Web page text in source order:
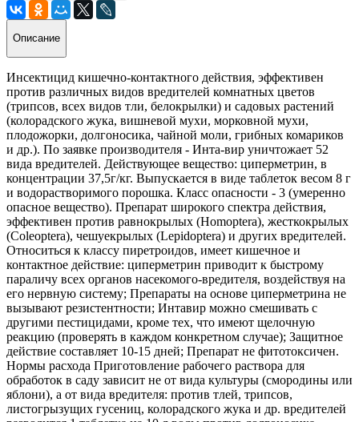
Описание
Инсектицид кишечно-контактного действия, эффективен
против различных видов вредителей комнатных цветов
(трипсов, всех видов тли, белокрылки) и садовых растений
(колорадского жука, вишневой мухи, морковной мухи,
плодожорки, долгоносика, чайной моли, грибных комариков
и др.). По заявке производителя - Инта-вир уничтожает 52
вида вредителей. Действующее вещество: циперметрин, в
концентрации 37,5г/кг. Выпускается в виде таблеток весом 8 г
и водорастворимого порошка. Класс опасности - 3 (умеренно
опасное вещество). Препарат широкого спектра действия,
эффективен против равнокрылых (Homoptera), жесткокрылых
(Coleoptera), чешуекрылых (Lepidoptera) и других вредителей.
Относиться к классу пиретроидов, имеет кишечное и
контактное действие: циперметрин приводит к быстрому
параличу всех органов насекомого-вредителя, воздействуя на
его нервную систему; Препараты на основе циперметрина не
вызывают резистентности; Интавир можно смешивать с
другими пестицидами, кроме тех, что имеют щелочную
реакцию (проверять в каждом конкретном случае); Защитное
действие составляет 10-15 дней; Препарат не фитотоксичен.
Нормы расхода Приготовление рабочего раствора для
обработок в саду зависит не от вида культуры (смородины или
яблони), а от вида вредителя: против тлей, трипсов,
листогрызущих гусениц, колорадского жука и др. вредителей